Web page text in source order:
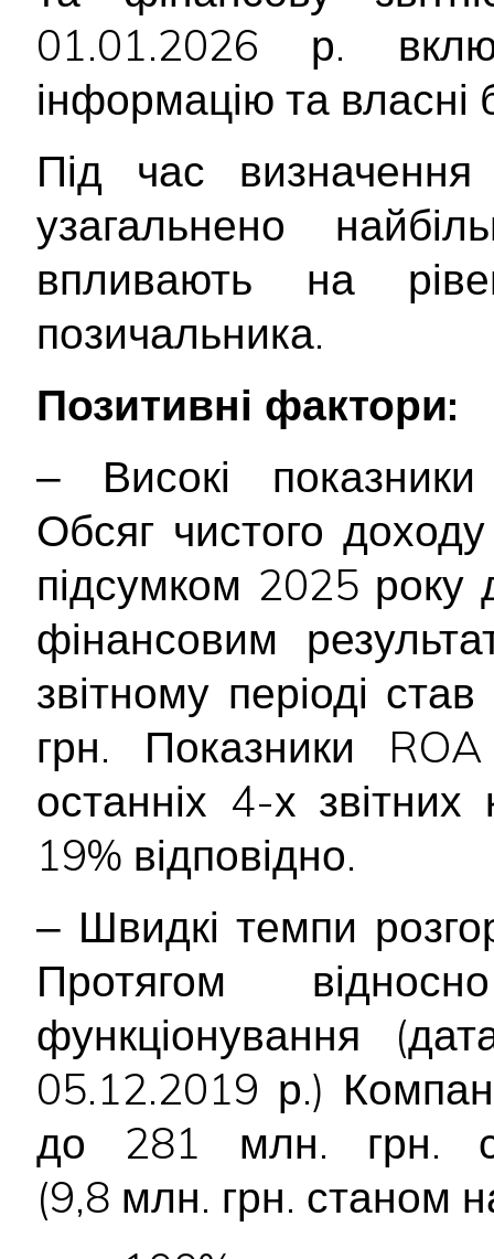
01.01.2026 р.
інформацію та власні
Під час визначення
узагальнено
впливають на
позичальника.
Позитивні фактори:
‒ Високі показники
Обсяг чистого доходу
підсумком 2025
фінансовим
звітному періоді
грн. Показники
останніх 4-х
19% відповідно.
‒ Швидкі темпи
Протягом
функціонування
05.12.2019 р.)
до 281 млн. грн.
(9,8 млн. грн. станом